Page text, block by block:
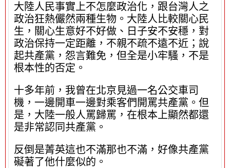
大陸人民事實上不怎麼政治化，跟台灣人之
政治狂熱儼然兩種生物。大陸人比較關心民
生，關心生意好不好做、日子安不安穩，對
政治保持一定距離，不親不疏不遠不近；說
起共產黨，怨言難免，但全是小牢騷，不是
根本性的否定。
十多年前，我曾在北京見過一名公交車司
機，一邊開車一邊對乘客們開罵共產黨。但
是，大陸一般人罵歸罵，在根本上顯然都還
是非常認同共產黨。
反倒是菁英這也不滿那也不滿，好像共產黨
礙著了他什麼似的。